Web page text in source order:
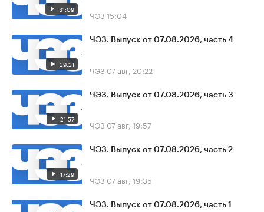
31:09 ЧЭЗ 15:04
29:21
ЧЭЗ. Выпуск от 07.08.2026, часть 4
ЧЭЗ 07 авг, 20:22
21:57
ЧЭЗ. Выпуск от 07.08.2026, часть 3
ЧЭЗ 07 авг, 19:57
17:29
ЧЭЗ. Выпуск от 07.08.2026, часть 2
ЧЭЗ 07 авг, 19:35
ЧЭЗ. Выпуск от 07.08.2026, часть 1